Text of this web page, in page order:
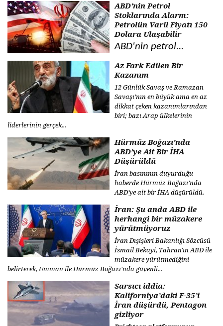
ABD'nin Petrol
Stoklarında Alarm:
Petrolün Varil Fiyatı 150
Dolara Ulaşabilir
ABD'nin petrol...
Az Fark Edilen Bir
Kazanım
12 Günlük Savaş ve Ramazan
Savaşı’nın en büyük ama en az
dikkat çeken kazanımlarından
biri; bazı Arap ülkelerinin
liderlerinin gerçek...
Hürmüz Boğazı’nda
ABD’ye Ait Bir İHA
Düşürüldü
İran basınının duyurduğu
haberde Hürmüz Boğazı’nda
ABD’ye ait bir İHA düşürüldü.
İran: Şu anda ABD ile
herhangi bir müzakere
yürütmüyoruz
İran Dışişleri Bakanlığı Sözcüsü
İsmail Bekayi, Tahran'ın ABD ile
müzakere yürütmediğini
belirterek, Umman ile Hürmüz Boğazı'nda güvenli...
Sarsıcı iddia:
Kaliforniya’daki F-35’i
İran düşürdü, Pentagon
gizliyor